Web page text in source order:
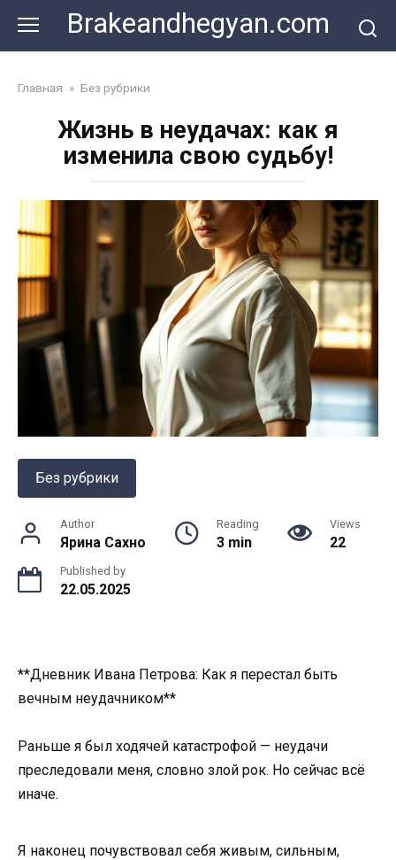
content
Brakeandhegyan.com
Главная » Без рубрики
Жизнь в неудачах: как я
изменила свою судьбу!
Без рубрики
Author
Ярина Сахно
Reading
3 min
Views
22
Published by
22.05.2025
**Дневник Ивана Петрова: Как я перестал быть
вечным неудачником**
Раньше я был ходячей катастрофой — неудачи
преследовали меня, словно злой рок. Но сейчас всё
иначе.
Я наконец почувствовал себя живым, сильным,